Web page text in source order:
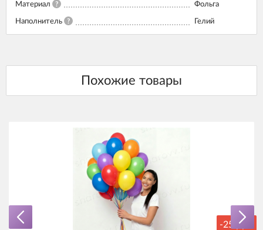
Материал ? Фольга
Наполнитель ? Гелий
-25 руб.